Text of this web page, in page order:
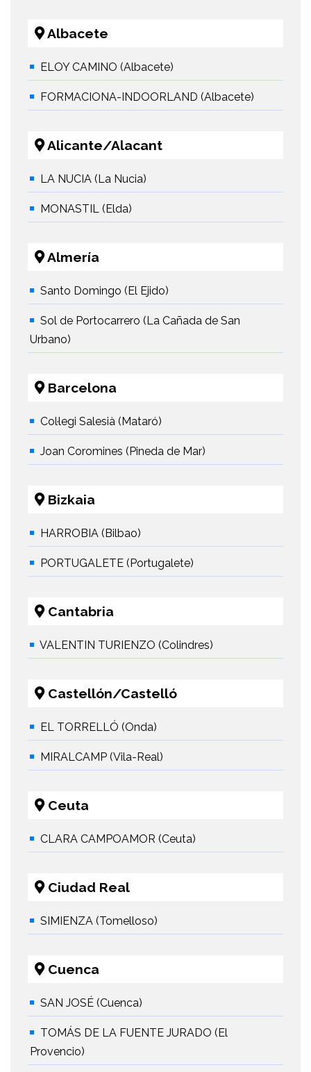
Albacete
ELOY CAMINO (Albacete)
FORMACIONA-INDOORLAND (Albacete)
Alicante/Alacant
LA NUCIA (La Nucia)
MONASTIL (Elda)
Almería
Santo Domingo (El Ejido)
Sol de Portocarrero (La Cañada de San
Urbano)
Barcelona
Col·legi Salesià (Mataró)
Joan Coromines (Pineda de Mar)
Bizkaia
HARROBIA (Bilbao)
PORTUGALETE (Portugalete)
Cantabria
VALENTIN TURIENZO (Colindres)
Castellón/Castelló
EL TORRELLÓ (Onda)
MIRALCAMP (Vila-Real)
Ceuta
CLARA CAMPOAMOR (Ceuta)
Ciudad Real
SIMIENZA (Tomelloso)
Cuenca
SAN JOSÉ (Cuenca)
TOMÁS DE LA FUENTE JURADO (El
Provencio)